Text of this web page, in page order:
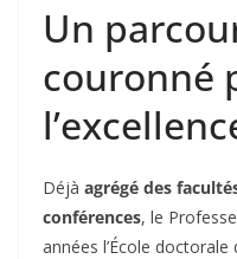
Un
couronné
Déjà agrégé des
conférences, le
années l’École